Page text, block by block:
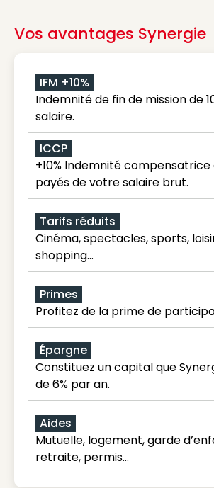
Vos avantages Synergie
IFM +10%
Indemnité de fin de mission de
salaire.
ICCP
+10% Indemnité
payés de votre salaire brut.
Tarifs réduits
Cinéma, spectacles, sports,
shopping...
Primes
Profitez de la prime de
Épargne
Constituez un capital que
de 6% par an.
Aides
Mutuelle, logement, garde
retraite, permis…